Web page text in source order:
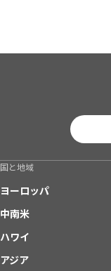
国と地域
ヨーロッパ
中南米
ハワイ
アジア